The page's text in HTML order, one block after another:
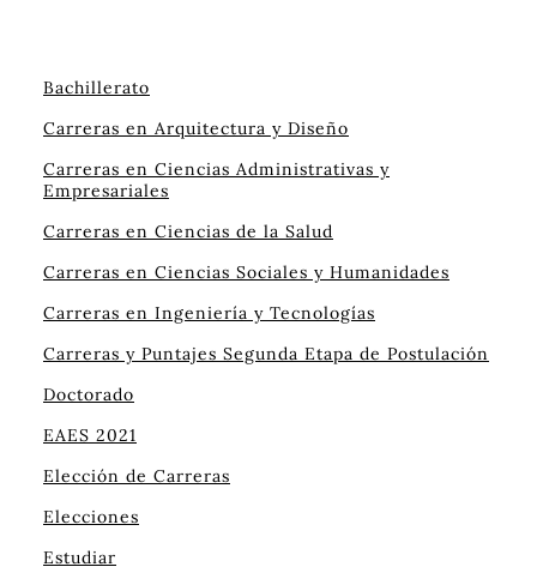
Bachillerato
Carreras en Arquitectura y Diseño
Carreras en Ciencias Administrativas y
Empresariales
Carreras en Ciencias de la Salud
Carreras en Ciencias Sociales y Humanidades
Carreras en Ingeniería y Tecnologías
Carreras y Puntajes Segunda Etapa de Postulación
Doctorado
EAES 2021
Elección de Carreras
Elecciones
Estudiar